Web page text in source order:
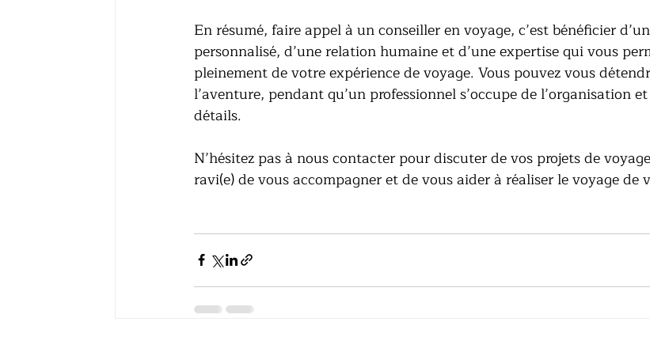
En résumé, faire appel à un conseiller en voyage, c’est bénéficier
personnalisé, d’une relation humaine et d’une expertise qui vous
pleinement de votre expérience de voyage. Vous pouvez vous
l’aventure, pendant qu’un professionnel s’occupe de l’organisation
détails.
N’hésitez pas à nous contacter pour discuter de vos projets de
ravi(e) de vous accompagner et de vous aider à réaliser le voyage de